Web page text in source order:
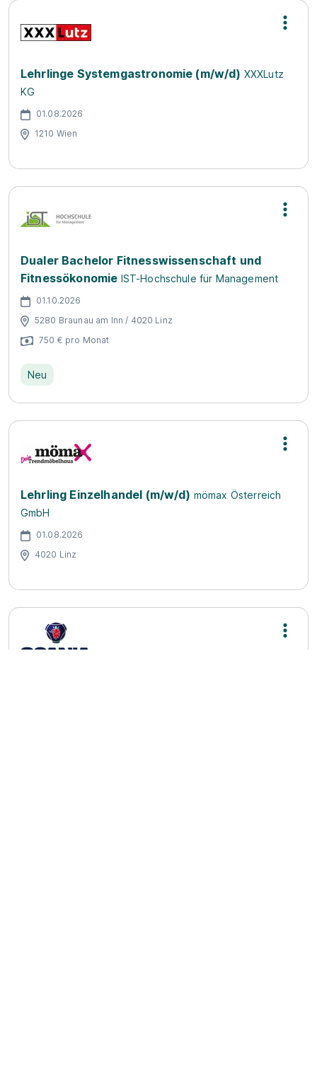
Lehrlinge Systemgastronomie (m/w/d) XXXLutz
KG
01.08.2026
1210 Wien
Dualer Bachelor Fitnesswissenschaft und
Fitnessökonomie IST-Hochschule für Management
01.10.2026
5280 Braunau am Inn / 4020 Linz
750 € pro Monat
Neu
Lehrling Einzelhandel (m/w/d) mömax Österreich
GmbH
01.08.2026
4020 Linz